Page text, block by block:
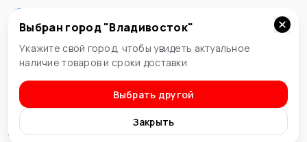
Владивосток
Выбран город "Владивосток"
Укажите свой город, чтобы увидеть актуальное
наличие товаров и сроки доставки
Выбрать другой
Закрыть
Грунтовочные составы